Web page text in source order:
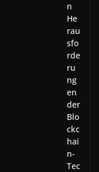
n
He
rau
sfo
rde
ru
ng
en
der
Blo
ckc
hai
n-
Tec